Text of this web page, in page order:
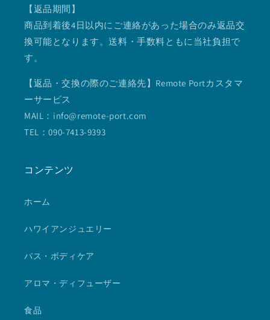
【返品期間】
商品到着後4日以内にご連絡があった場合のみ返品交
換可能となります。送料・手数料ともに当社負担で
す。
【返品・交換の際のご連絡先】Remote Portカスタマ
ーサービス
MAIL：info@remote-port.com
TEL：090-7413-9393
コンテンツ
ホーム
ハワイアンジュエリー
バス・ボディケア
アロマ・ディフューザー
食品